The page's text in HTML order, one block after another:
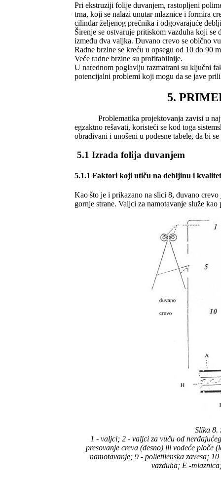
Pri ekstruziji folije duvanjem, rastopljeni
trna, koji se nalazi unutar mlaznice i formira
cilindar željenog prečnika i odgovarajuće
Širenje se ostvaruje pritiskom vazduha koji
između dva valjka. Duvano crevo se obično
Radne brzine se kreću u opsegu od 10 do 90
Veće radne brzine su profitabilnije.
U narednom poglavlju razmatrani su ključni
potencijalni problemi koji mogu da se jave
5.
Problematika projektovanja zavisi u
egzaktno rešavati, koristeći se kod toga
obrađivani i unošeni u podesne tabele, da bi
5.1 Izrada folija duvanjem
5.1.1 Faktori koji utiču na debljinu i
Kao što je i prikazano na slici 8, duvano crevo
gornje strane. Valjci za namotavanje služe
Slika 8.
1 - valjci; 2 - valjci za vuču od
presovanje creva (desno) ili vodeće ploče
namotavanje; 9 - polietilenska zavesa;
vazduha; E -